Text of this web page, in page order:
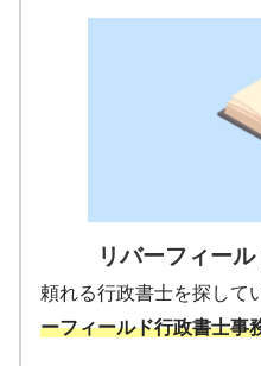
リバーフィー
頼れる行政書士を探して
ーフィールド行政書士事